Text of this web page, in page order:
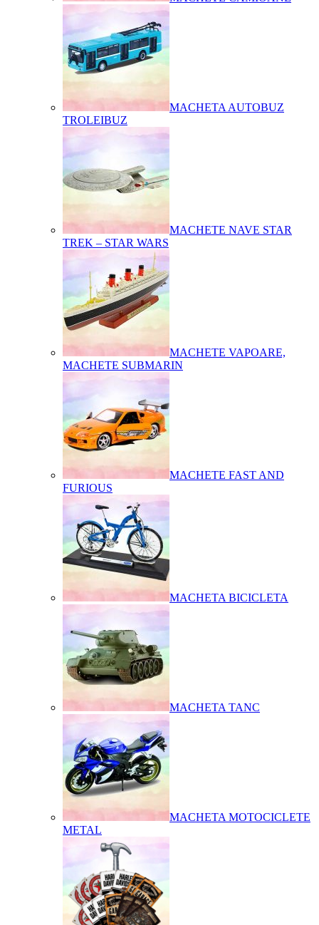
MACHETA AUTOBUZ
TROLEIBUZ
MACHETE NAVE STAR
TREK – STAR WARS
MACHETE VAPOARE,
MACHETE SUBMARIN
MACHETE FAST AND
FURIOUS
MACHETA BICICLETA
MACHETA TANC
MACHETA MOTOCICLETE
METAL